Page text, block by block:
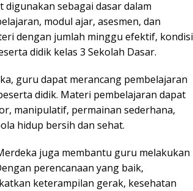
digunakan sebagai dasar dalam
modul ajar, asesmen, dan
dengan jumlah minggu efektif, kondisi
didik kelas 3 Sekolah Dasar.
guru dapat merancang pembelajaran
didik. Materi pembelajaran dapat
manipulatif, permainan sederhana,
hidup bersih dan sehat.
juga membantu guru melakukan
perencanaan yang baik,
keterampilan gerak, kesehatan